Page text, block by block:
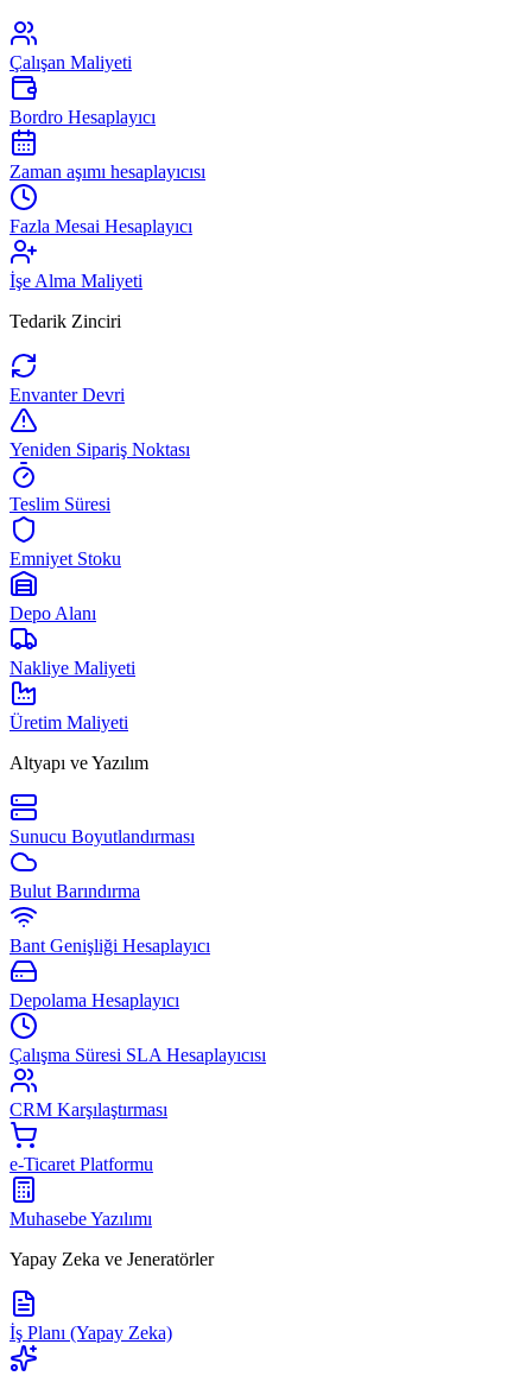
Çalışan Maliyeti
Bordro Hesaplayıcı
Zaman aşımı hesaplayıcısı
Fazla Mesai Hesaplayıcı
İşe Alma Maliyeti
Tedarik Zinciri
Envanter Devri
Yeniden Sipariş Noktası
Teslim Süresi
Emniyet Stoku
Depo Alanı
Nakliye Maliyeti
Üretim Maliyeti
Altyapı ve Yazılım
Sunucu Boyutlandırması
Bulut Barındırma
Bant Genişliği Hesaplayıcı
Depolama Hesaplayıcı
Çalışma Süresi SLA Hesaplayıcısı
CRM Karşılaştırması
e-Ticaret Platformu
Muhasebe Yazılımı
Yapay Zeka ve Jeneratörler
İş Planı (Yapay Zeka)